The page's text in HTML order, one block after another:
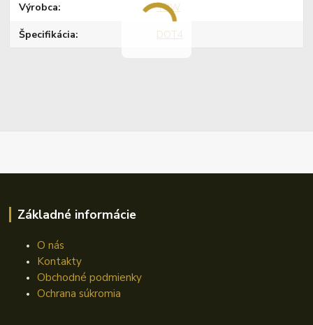
Výrobca TRW
Špecifikácia DOT4
Základné informácie
O nás
Kontakty
Obchodné podmienky
Ochrana súkromia